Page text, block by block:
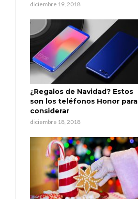
diciembre 19, 2018
¿Regalos de Navidad? Estos
son los teléfonos Honor para
considerar
diciembre 18, 2018